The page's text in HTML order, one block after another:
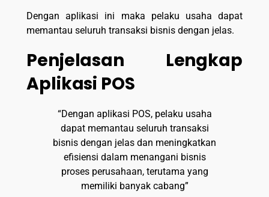
Dengan aplikasi ini maka pelaku usaha dapat
memantau seluruh transaksi bisnis dengan jelas.
Penjelasan Lengkap
Aplikasi POS
“Dengan aplikasi POS, pelaku usaha
dapat memantau seluruh transaksi
bisnis dengan jelas dan meningkatkan
efisiensi dalam menangani bisnis
proses perusahaan, terutama yang
memiliki banyak cabang”